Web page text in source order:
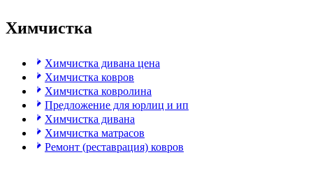
Химчистка
Химчистка дивана цена
Химчистка ковров
Химчистка ковролина
Предложение для юрлиц и ип
Химчистка дивана
Химчистка матрасов
Ремонт (реставрация) ковров